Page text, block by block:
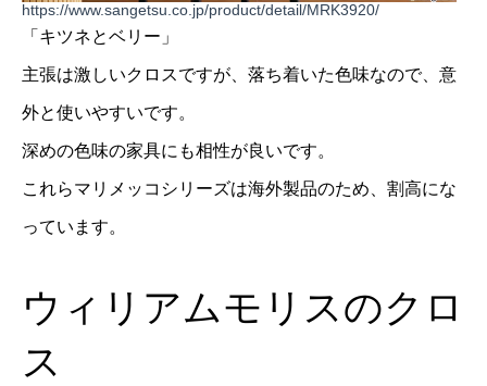
https://www.sangetsu.co.jp/product/detail/MRK3920/
「キツネとベリー」
主張は激しいクロスですが、落ち着いた色味なので、意
外と使いやすいです。
深めの色味の家具にも相性が良いです。
これらマリメッコシリーズは海外製品のため、割高にな
っています。
ウィリアムモリスのクロ
ス